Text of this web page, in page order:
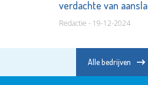
verdachte van
Redactie - 19-12-2024
Alle bedrijven